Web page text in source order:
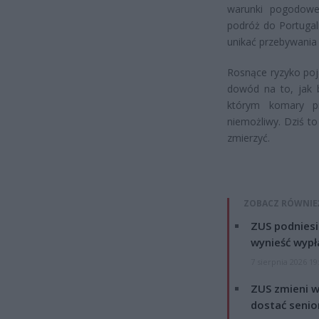
warunki
podróż do
unikać
Rosnące ryzyko
dowód na to, jak
którym komary
niemożliwy. Dziś
zmierzyć.
ZOBACZ
ZUS
wynieść
ZUS zmieni
dostać